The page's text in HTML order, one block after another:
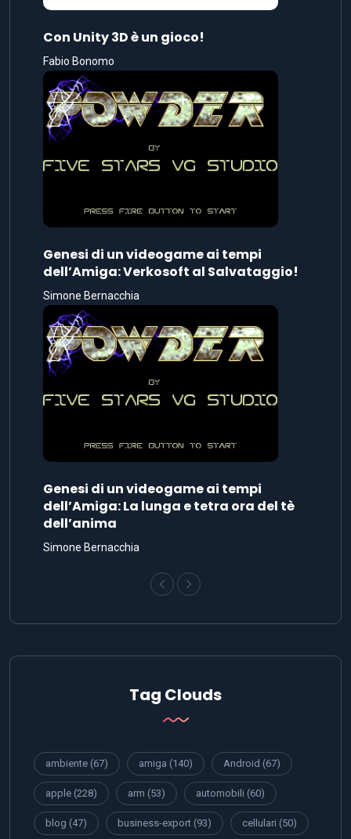
Con Unity 3D è un gioco!
Fabio Bonomo
Genesi di un videogame ai tempi
dell’Amiga: Verkosoft al Salvataggio!
Simone Bernacchia
Genesi di un videogame ai tempi
dell’Amiga: La lunga e tetra ora del tè
dell’anima
Simone Bernacchia
Tag Clouds
ambiente (67) amiga (140) Android (67)
apple (228) arm (53) automobili (60)
blog (47) business-export (93) cellulari (50)